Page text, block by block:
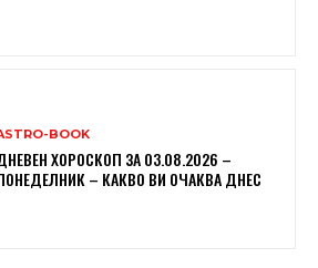
BOOK
ХОРОСКОП ЗА 03.08.2026 –
– КАКВО ВИ ОЧАКВА ДНЕС